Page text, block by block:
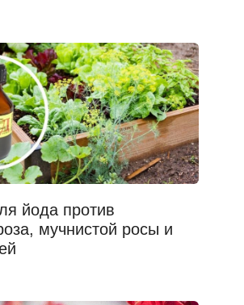
йода против
мучнистой росы и